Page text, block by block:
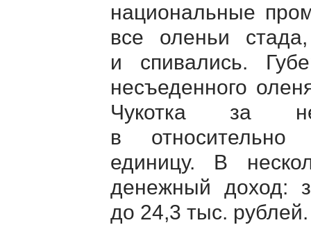
национальные
все оленьи
и спивались.
несъеденного
Чукотка за
в относительно
единицу. В
денежный доход:
до 24,3 тыс. рублей.